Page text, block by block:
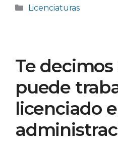
Categorías
Licenciaturas
Te
puede
licenciado